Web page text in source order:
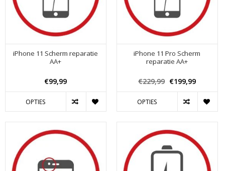
iPhone 11 Scherm reparatie
AA+
€99,99
OPTIES
iPhone 11 Pro Scherm
reparatie AA+
€229,99 €199,99
OPTIES